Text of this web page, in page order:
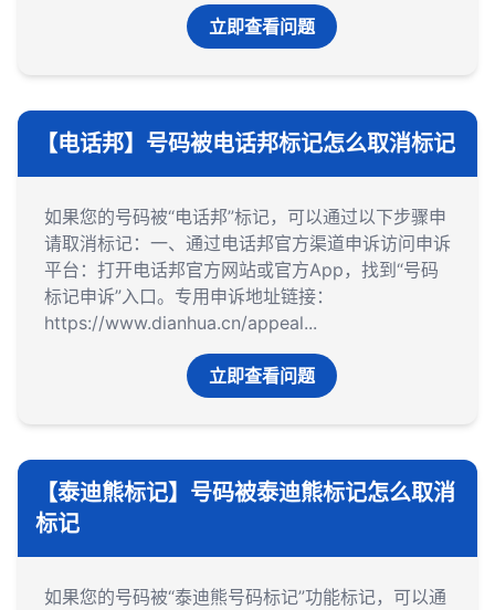
立即查看问题
【电话邦】号码被电话邦标记怎么取消标记
如果您的号码被“电话邦”标记，可以通过以下步骤申
请取消标记：一、通过电话邦官方渠道申诉‌访问申诉
平台‌：打开电话邦官方网站或官方App，找到“号码
标记申诉”入口。专用申诉地址链接：
https://www.dianhua.cn/appeal...
立即查看问题
【泰迪熊标记】号码被泰迪熊标记怎么取消
标记
如果您的号码被“泰迪熊号码标记”功能标记，可以通